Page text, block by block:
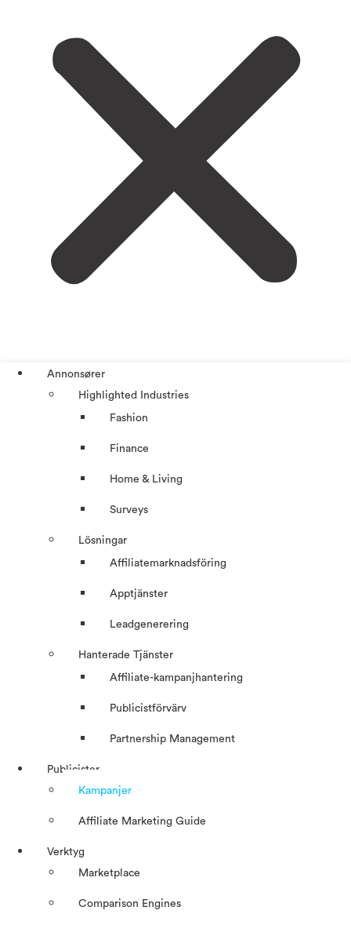
Annonsører
Highlighted Industries
Fashion
Finance
Home & Living
Surveys
Lösningar
Affiliatemarknadsföring
Apptjänster
Leadgenerering
Hanterade Tjänster
Affiliate-kampanjhantering
Publicistförvärv
Partnership Management
Publicister
Kampanjer
Affiliate Marketing Guide
Verktyg
Marketplace
Comparison Engines